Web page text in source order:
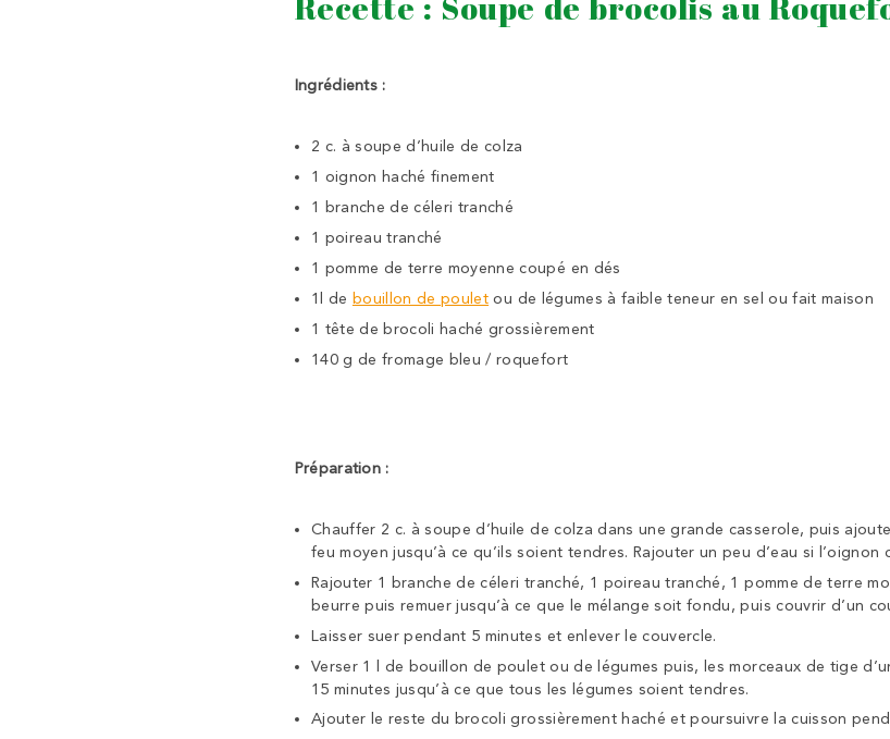
Ingrédients :
2 c. à soupe d’huile de colza
1 oignon haché finement
1 branche de céleri tranché
1 poireau tranché
1 pomme de terre moyenne coupé en dés
1l de bouillon de poulet ou de légumes à faible teneur en sel ou fait maison
1 tête de brocoli haché grossièrement
140 g de fromage bleu / roquefort
Préparation :
Chauffer 2 c. à soupe d’huile de colza dans une grande casserole, puis
feu moyen jusqu’à ce qu’ils soient tendres. Rajouter un peu d’eau si l’oignon
Rajouter 1 branche de céleri tranché, 1 poireau tranché, 1 pomme de terre
beurre puis remuer jusqu’à ce que le mélange soit fondu, puis couvrir d’un
Laisser suer pendant 5 minutes et enlever le couvercle.
Verser 1 l de bouillon de poulet ou de légumes puis, les morceaux de tige
15 minutes jusqu’à ce que tous les légumes soient tendres.
Ajouter le reste du brocoli grossièrement haché et poursuivre la cuisson